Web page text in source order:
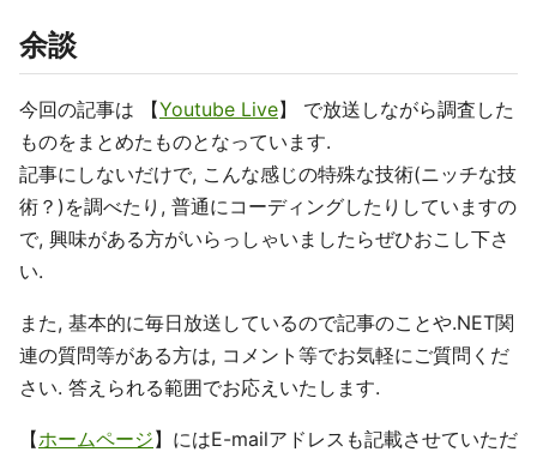
余談
今回の記事は 【Youtube Live】 で放送しながら調査した
ものをまとめたものとなっています.
記事にしないだけで, こんな感じの特殊な技術(ニッチな技
術？)を調べたり, 普通にコーディングしたりしていますの
で, 興味がある方がいらっしゃいましたらぜひおこし下さ
い.
また, 基本的に毎日放送しているので記事のことや.NET関
連の質問等がある方は, コメント等でお気軽にご質問くだ
さい. 答えられる範囲でお応えいたします.
【ホームページ】にはE-mailアドレスも記載させていただ